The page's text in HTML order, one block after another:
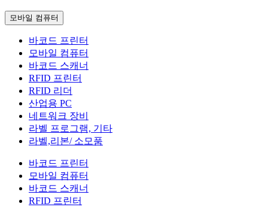
모바일 컴퓨터
바코드 프린터
모바일 컴퓨터
바코드 스캐너
RFID 프린터
RFID 리더
산업용 PC
네트워크 장비
라벨 프로그램, 기타
라벨,리본/ 소모품
바코드 프린터
모바일 컴퓨터
바코드 스캐너
RFID 프린터